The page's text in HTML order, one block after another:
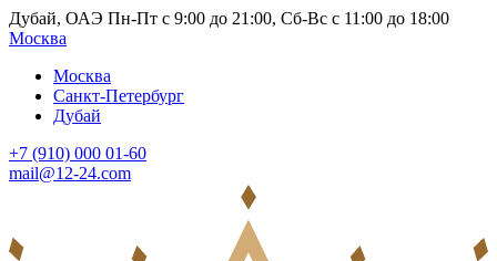
Дубай, ОАЭ Пн-Пт с 9:00 до 21:00, Сб-Вс с 11:00 до 18:00
Москва
Москва
Санкт-Петербург
Дубай
+7 (910) 000 01-60
mail@12-24.com